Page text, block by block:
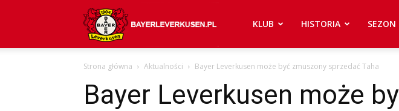
04
KLUB HISTORIA SEZON
Strona główna Aktualności Bayer Leverkusen może być zmuszony sprzedać Taha
Bayer Leverkusen może